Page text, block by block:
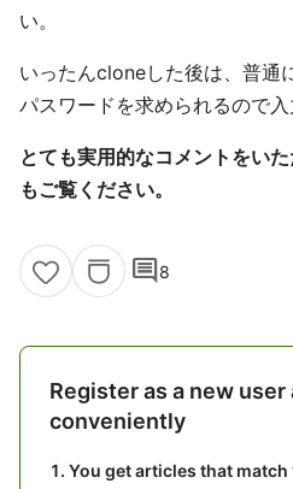
い。
いったんcloneした後は、普通
パスワードを求められるので入
とても実用的なコメントをい
もご覧ください。
comment8
Register as a new
conveniently
You get articles that match